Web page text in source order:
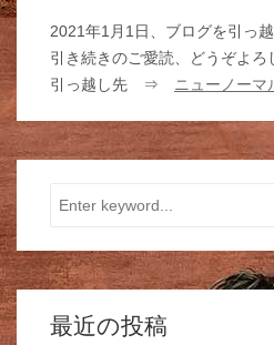
2021年1月1日、ブログを引っ越
引き続きのご愛読、どうぞよろ
引っ越し先 ⇒
ニューノーマ
最近の投稿